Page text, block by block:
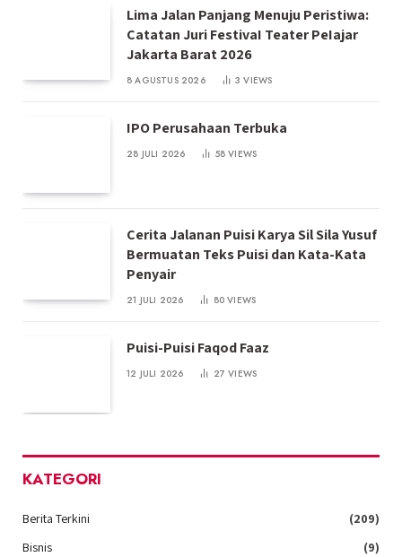
Lima Jalan Panjang Menuju Peristiwa:
Catatan Juri FestivaI Teater PeIajar
Jakarta Barat 2026
8 AGUSTUS 2026 3VIEWS
IPO Perusahaan Terbuka
28 JULI 2026 58VIEWS
Cerita Jalanan Puisi Karya Sil Sila Yusuf
Bermuatan Teks Puisi dan Kata-Kata
Penyair
21 JULI 2026 80VIEWS
Puisi-Puisi Faqod Faaz
12 JULI 2026 27VIEWS
KATEGORI
Berita Terkini
(209)
Bisnis
(9)